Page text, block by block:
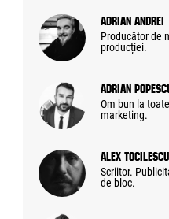
Adrian Andrei
Producător de
producției.
Adrian Popescu
Om bun la
marketing.
Alex Tocilescu
Scriitor.
de bloc.